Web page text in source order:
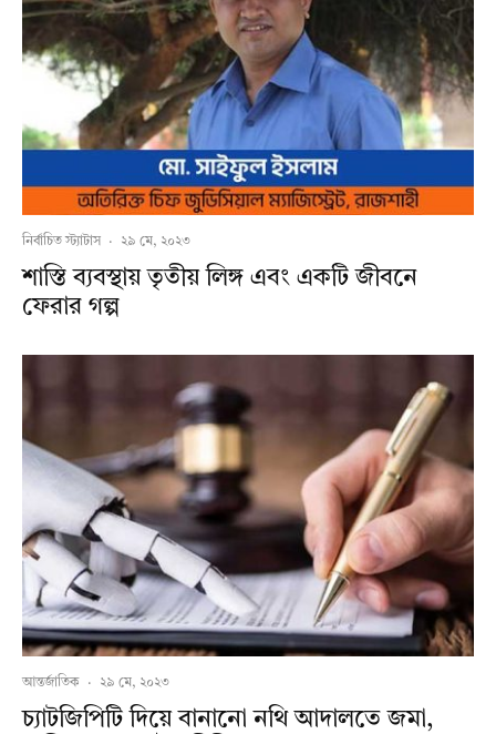
নির্বাচিত স্ট্যাটাস · ২৯ মে, ২০২৩
শাস্তি ব্যবস্থায় তৃতীয় লিঙ্গ এবং একটি জীবনে
ফেরার গল্প
আন্তর্জাতিক · ২৯ মে, ২০২৩
চ্যাটজিপিটি দিয়ে বানানো নথি আদালতে জমা,